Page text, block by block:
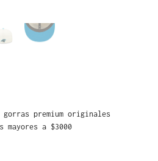
premium originales
a $3000